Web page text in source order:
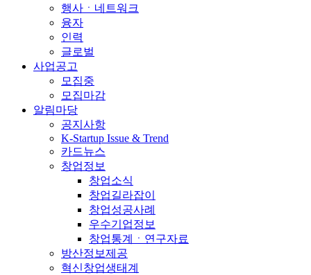
행사ㆍ네트워크
융자
인력
글로벌
사업공고
모집중
모집마감
알림마당
공지사항
K-Startup Issue & Trend
카드뉴스
창업정보
창업소식
창업길라잡이
창업성공사례
우수기업정보
창업통계ㆍ연구자료
방산정보제공
혁신창업생태계